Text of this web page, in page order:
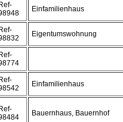
Ref-
Einfamilienhaus
Ref-
Eigentumswohnung
Ref-
Ref-
Einfamilienhaus
Ref-
Bauernhaus, Bauernhof